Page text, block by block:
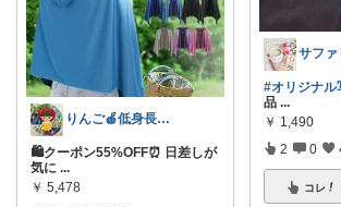
りんご🍎低身長ママ👖＆キッズアイテム
🛍️クーポン55%OFF⏰️ 日差しが
気に ...
￥ 5,478
#オリジナル
品 ...
￥ 1,490
2 0
コレ